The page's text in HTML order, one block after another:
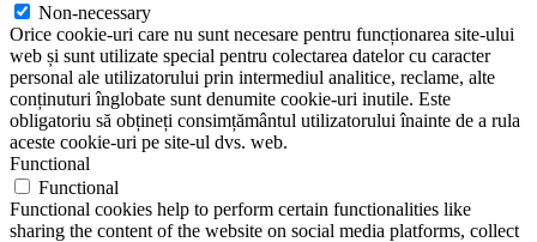
Non-necessary
Orice cookie-uri care nu sunt necesare pentru funcționarea site-ului
web și sunt utilizate special pentru colectarea datelor cu caracter
personal ale utilizatorului prin intermediul analitice, reclame, alte
conținuturi înglobate sunt denumite cookie-uri inutile. Este
obligatoriu să obțineți consimțământul utilizatorului înainte de a rula
aceste cookie-uri pe site-ul dvs. web.
Functional
Functional
Functional cookies help to perform certain functionalities like
sharing the content of the website on social media platforms, collect